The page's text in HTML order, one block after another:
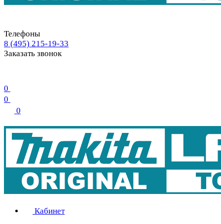
Телефоны
8 (495) 215-19-33
Заказать звонок
0
0
0
Кабинет